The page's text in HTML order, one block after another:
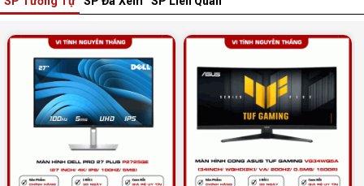
Tổng hợp 7 laptop sinh viên dưới 15 triệu
Bạn tìm laptop cho sinh viên dưới 15 triệu mượt
mà, bền bỉ? Xem ngay gợi ý các thương hiệu
laptop bền, cấu hình mạnh cho sinh viên sử dụng
4 năm đại học.
Dịch vụ build PC đồ họa tại Đồng Nai theo
yêu cầu, giá tốt, uy tín
Dịch vụ build PC đồ họa tại Đồng Nai theo yêu
mượt mà. Đăng ký nhận tư vấn và báo giá chi tiết
ngay.